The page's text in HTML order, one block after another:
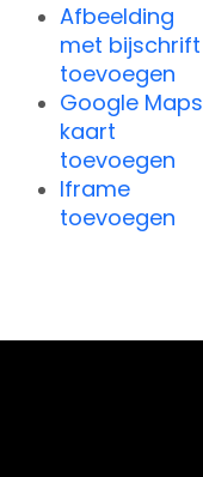
Afbeelding
met bijschrift
toevoegen
Google Maps
kaart
toevoegen
Iframe
toevoegen